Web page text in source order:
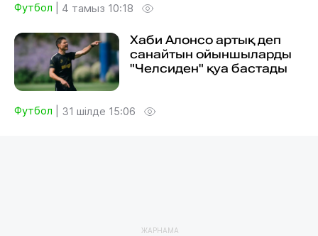
Футбол 4 тамыз 10:18
Хаби Алонсо артық деп
санайтын ойыншыларды
"Челсиден" қуа бастады
Футбол 31 шілде 15:06
ЖАРНАМА